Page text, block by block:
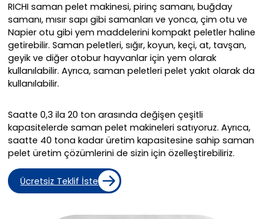
RICHI saman pelet makinesi, pirinç samanı, buğday
samanı, mısır sapı gibi samanları ve yonca, çim otu ve
Napier otu gibi yem maddelerini kompakt peletler haline
getirebilir. Saman peletleri, sığır, koyun, keçi, at, tavşan,
geyik ve diğer otobur hayvanlar için yem olarak
kullanılabilir. Ayrıca, saman peletleri pelet yakıt olarak da
kullanılabilir.
Saatte 0,3 ila 20 ton arasında değişen çeşitli
kapasitelerde saman pelet makineleri satıyoruz. Ayrıca,
saatte 40 tona kadar üretim kapasitesine sahip saman
pelet üretim çözümlerini de sizin için özelleştirebiliriz.
Ücretsiz Teklif İste